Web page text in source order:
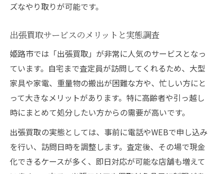
ズなやり取りが可能です。
出張買取サービスのメリットと実態調査
姫路市では「出張買取」が非常に人気のサービスとなっ
ています。自宅まで査定員が訪問してくれるため、大型
家具や家電、重量物の搬出が困難な方や、忙しい方にと
って大きなメリットがあります。特に高齢者や引っ越し
時にまとめて処分したい方からの需要が高いです。
出張買取の実態としては、事前に電話やWEBで申し込み
を行い、訪問日時を調整します。査定後、その場で現金
化できるケースが多く、即日対応が可能な店舗も増えて